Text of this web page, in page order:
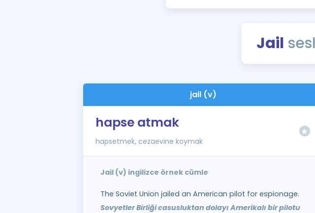
Jail
jail (v)
hapse atmak
hapsetmek, cezaevine koymak
Jail (v) ingilizce örnek cümle
The Soviet Union jailed an American pilot for espionage.
Sovyetler Birliği casusluktan dolayı Amerikalı bir pilotu